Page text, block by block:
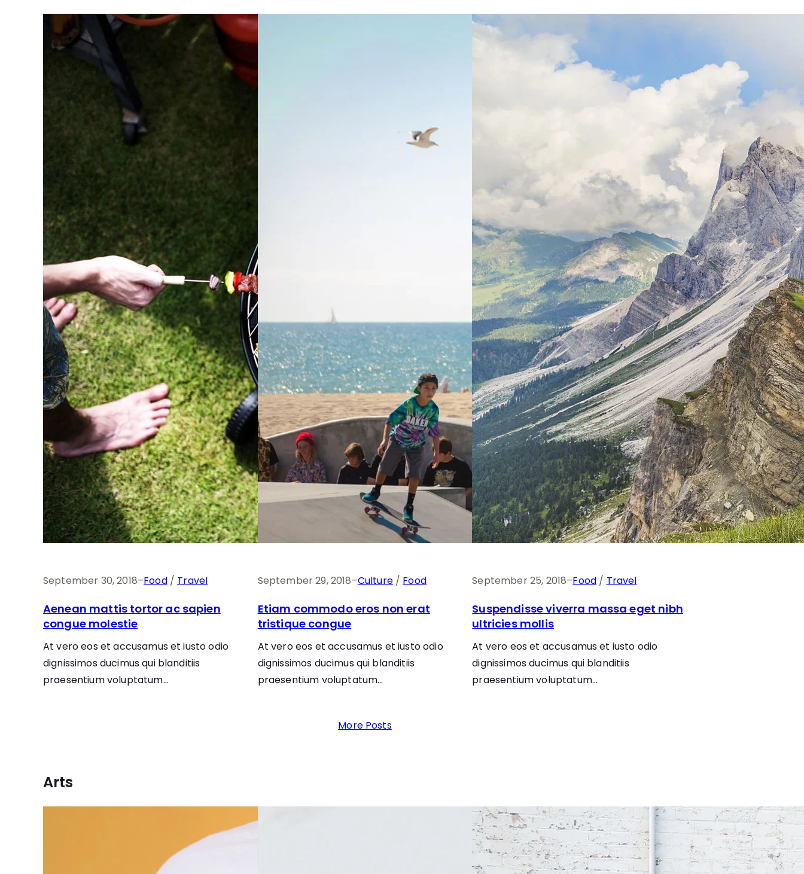
September 30, 2018–Food / Travel
Aenean mattis tortor ac sapien
congue molestie
At vero eos et accusamus et iusto odio
dignissimos ducimus qui blanditiis
praesentium voluptatum…
September 29, 2018–Culture / Food
Etiam commodo eros non erat
tristique congue
At vero eos et accusamus et iusto odio
dignissimos ducimus qui blanditiis
praesentium voluptatum…
September 25, 2018–Food / Travel
Suspendisse viverra massa eget nibh
ultricies mollis
At vero eos et accusamus et iusto odio
dignissimos ducimus qui blanditiis
praesentium voluptatum…
More Posts
Arts